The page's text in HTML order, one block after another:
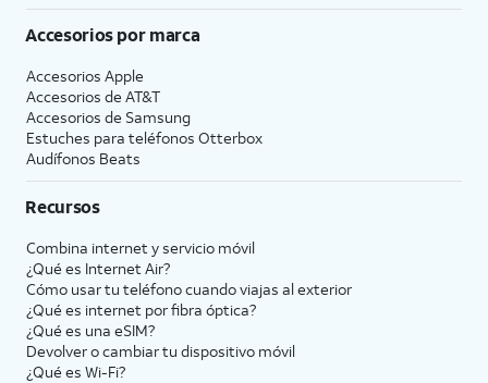
Accesorios por marca
Accesorios Apple
Accesorios de AT&T
Accesorios de Samsung
Estuches para teléfonos Otterbox
Audífonos Beats
Recursos
Combina internet y servicio móvil
¿Qué es Internet Air?
Cómo usar tu teléfono cuando viajas al exterior
¿Qué es internet por fibra óptica?
¿Qué es una eSIM?
Devolver o cambiar tu dispositivo móvil
¿Qué es Wi-Fi?